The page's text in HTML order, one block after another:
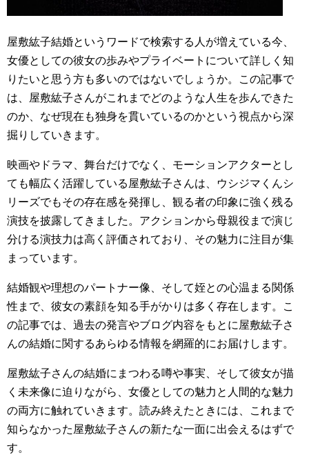
屋敷紘子結婚というワードで検索する人が増えている今、
女優としての彼女の歩みやプライベートについて詳しく知
りたいと思う方も多いのではないでしょうか。この記事で
は、屋敷紘子さんがこれまでどのような人生を歩んできた
のか、なぜ現在も独身を貫いているのかという視点から深
掘りしていきます。
映画やドラマ、舞台だけでなく、モーションアクターとし
ても幅広く活躍している屋敷紘子さんは、ウシジマくんシ
リーズでもその存在感を発揮し、観る者の印象に強く残る
演技を披露してきました。アクションから母親役まで演じ
分ける演技力は高く評価されており、その魅力に注目が集
まっています。
結婚観や理想のパートナー像、そして姪との心温まる関係
性まで、彼女の素顔を知る手がかりは多く存在します。こ
の記事では、過去の発言やブログ内容をもとに屋敷紘子さ
んの結婚に関するあらゆる情報を網羅的にお届けします。
屋敷紘子さんの結婚にまつわる噂や事実、そして彼女が描
く未来像に迫りながら、女優としての魅力と人間的な魅力
の両方に触れていきます。読み終えたときには、これまで
知らなかった屋敷紘子さんの新たな一面に出会えるはずで
す。